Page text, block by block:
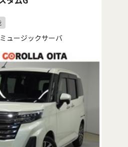
ュージックサーバ